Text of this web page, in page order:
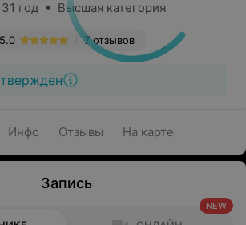
год • Высшая категория
7 отзывов
5.0
Инфо Отзывы На карте
Запись
NEW